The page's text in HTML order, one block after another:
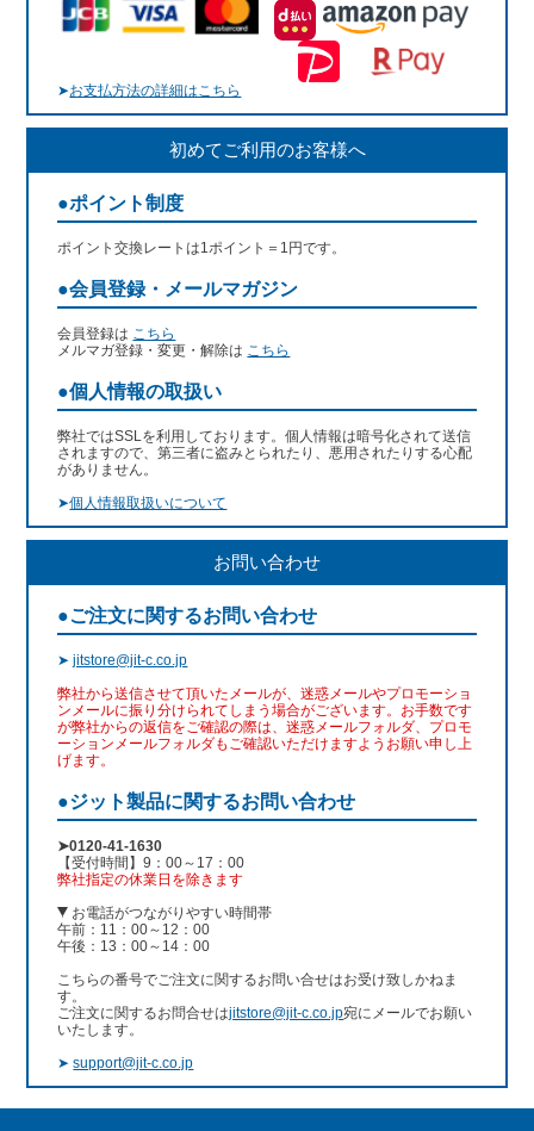
➤お支払方法の詳細はこちら
初めてご利用のお客様へ
●ポイント制度
ポイント交換レートは1ポイント＝1円です。
●会員登録・メールマガジン
会員登録は こちら
メルマガ登録・変更・解除は こちら
●個人情報の取扱い
弊社ではSSLを利用しております。個人情報は暗号化されて送信
されますので、第三者に盗みとられたり、悪用されたりする心配
がありません。
➤個人情報取扱いについて
お問い合わせ
●ご注文に関するお問い合わせ
➤jitstore@jit-c.co.jp
弊社から送信させて頂いたメールが、迷惑メールやプロモーショ
ンメールに振り分けられてしまう場合がございます。お手数です
が弊社からの返信をご確認の際は、迷惑メールフォルダ、プロモ
ーションメールフォルダもご確認いただけますようお願い申し上
げます。
●ジット製品に関するお問い合わせ
➤0120-41-1630
【受付時間】9：00～17：00
弊社指定の休業日を除きます
お電話がつながりやすい時間帯
午前：11：00～12：00
午後：13：00～14：00
こちらの番号でご注文に関するお問い合せはお受け致しかねま
す。
ご注文に関するお問合せはjitstore@jit-c.co.jp宛にメールでお願い
いたします。
➤support@jit-c.co.jp